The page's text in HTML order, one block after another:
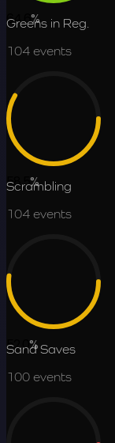
64.6%
Greens in Reg.
104 events
58.5%
Scrambling
104 events
52.0%
Sand Saves
100 events